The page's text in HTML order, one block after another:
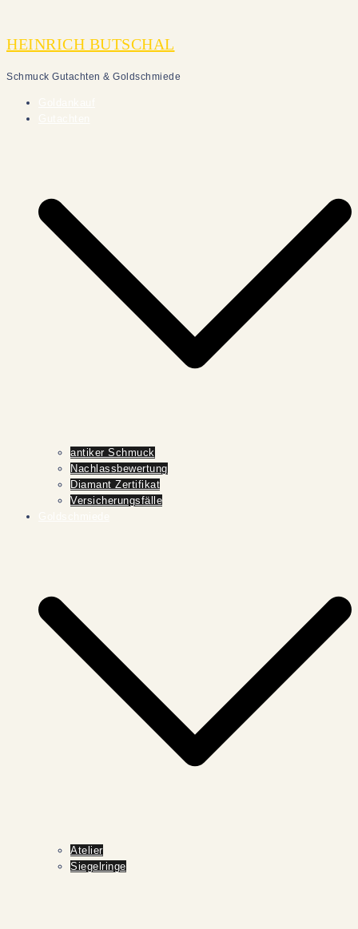
springen
HEINRICH BUTSCHAL
Schmuck Gutachten & Goldschmiede
antiker Schmuck
Nachlassbewertung
Diamant Zertifikat
Versicherungsfälle
Atelier
Siegelringe